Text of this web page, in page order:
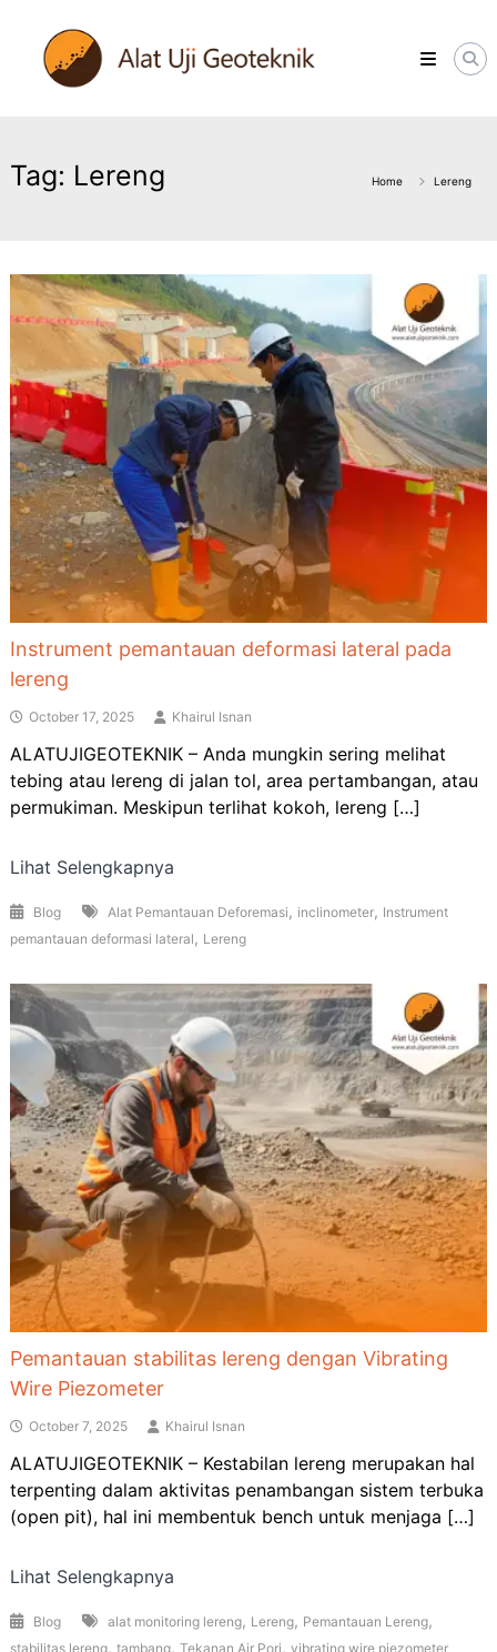
content
ALATUJIGEOTEKNIK.COM
DISTRIBUTOR
INSTRUMENT
Tag: Lereng Home Lereng
Instrument pemantauan deformasi lateral pada
lereng
October 17, 2025 Khairul Isnan
ALATUJIGEOTEKNIK – Anda mungkin sering melihat
tebing atau lereng di jalan tol, area pertambangan, atau
permukiman. Meskipun terlihat kokoh, lereng […]
Lihat Selengkapnya
Blog Alat Pemantauan Deforemasi , inclinometer, Instrument
pemantauan deformasi lateral , Lereng
Pemantauan stabilitas lereng dengan Vibrating
Wire Piezometer
October 7, 2025 Khairul Isnan
ALATUJIGEOTEKNIK – Kestabilan lereng merupakan hal
terpenting dalam aktivitas penambangan sistem terbuka
(open pit), hal ini membentuk bench untuk menjaga […]
Lihat Selengkapnya
Blog alat monitoring lereng, Lereng, Pemantauan Lereng,
stabilitas lereng, tambang, Tekanan Air Pori , vibrating wire piezometer